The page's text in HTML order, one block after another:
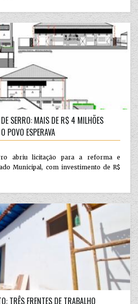
SERRO: MAIS DE R$ 4 MILHÕES
POVO ESPERAVA
abriu licitação para a reforma e
Municipal, com investimento de R$
TRÊS FRENTES DE TRABALHO